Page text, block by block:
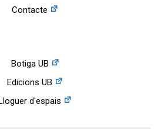
Contacte
Botiga UB
Edicions UB
d'espais